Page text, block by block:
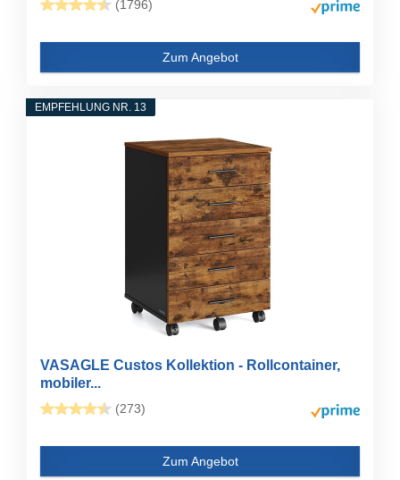
(1796)
Zum Angebot
EMPFEHLUNG NR. 13
VASAGLE Custos Kollektion - Rollcontainer,
mobiler...
(273)
Zum Angebot